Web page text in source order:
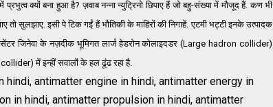
प्रभुत्व क्यों बना हुआ है? ज़वाब नन्ना न्युट्रिनो छिपाए हैं जो बहु-संख्या में मौजूद हैं. कण भी
सुलझाए. इसी पे टिक गईं हैं भौतिकी के माहिरों की निगाहें. एटमी भट्टी इनके उत्पादक
सेंटर जिनेवा के नज़दीक भूमिगत लार्ज हेडरोन कोलाइदडर (Large hadron collider)
में इन्हीं सवालों के हल ढूंढ रहा है.
antimatter engine in hindi, antimatter energy in
in hindi, antimatter propulsion in hindi, antimatter